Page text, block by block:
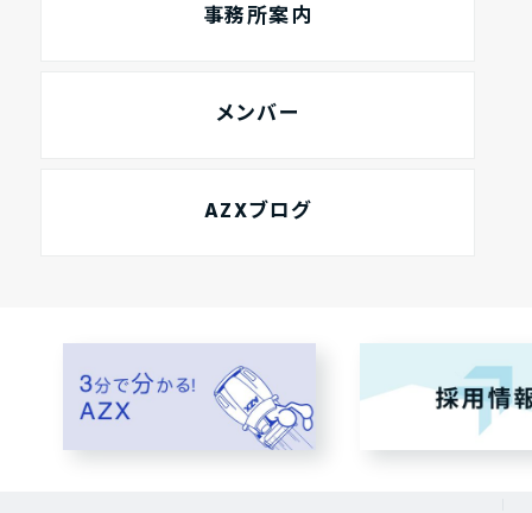
事務所案内
メンバー
AZXブログ